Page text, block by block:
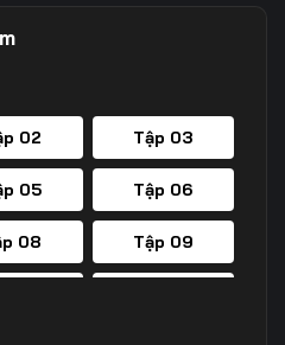
02 Tập 03
05 Tập 06
08 Tập 09